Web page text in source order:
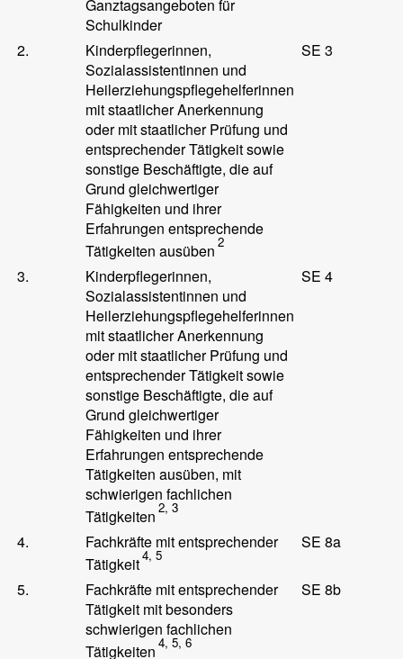
Ganztagsangeboten für
Schulkinder
2.
Kinderpflegerinnen,
Sozialassistentinnen und
Heilerziehungspflegehelferinnen
mit staatlicher Anerkennung
oder mit staatlicher Prüfung und
entsprechender Tätigkeit sowie
sonstige Beschäftigte, die auf
Grund gleichwertiger
Fähigkeiten und ihrer
Erfahrungen entsprechende
Tätigkeiten ausüben 2
SE 3
3.
Kinderpflegerinnen,
Sozialassistentinnen und
Heilerziehungspflegehelferinnen
mit staatlicher Anerkennung
oder mit staatlicher Prüfung und
entsprechender Tätigkeit sowie
sonstige Beschäftigte, die auf
Grund gleichwertiger
Fähigkeiten und ihrer
Erfahrungen entsprechende
Tätigkeiten ausüben, mit
schwierigen fachlichen
Tätigkeiten 2, 3
SE 4
4.
Fachkräfte mit entsprechender
Tätigkeit4, 5
SE 8a
5.
Fachkräfte mit entsprechender
Tätigkeit mit besonders
schwierigen fachlichen
Tätigkeiten 4, 5, 6
SE 8b